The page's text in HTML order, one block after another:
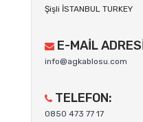
Şişli İSTANBUL TURKEY
E-MAIL
info@agkablosu.com
TELEFON:
0850 473 77 17